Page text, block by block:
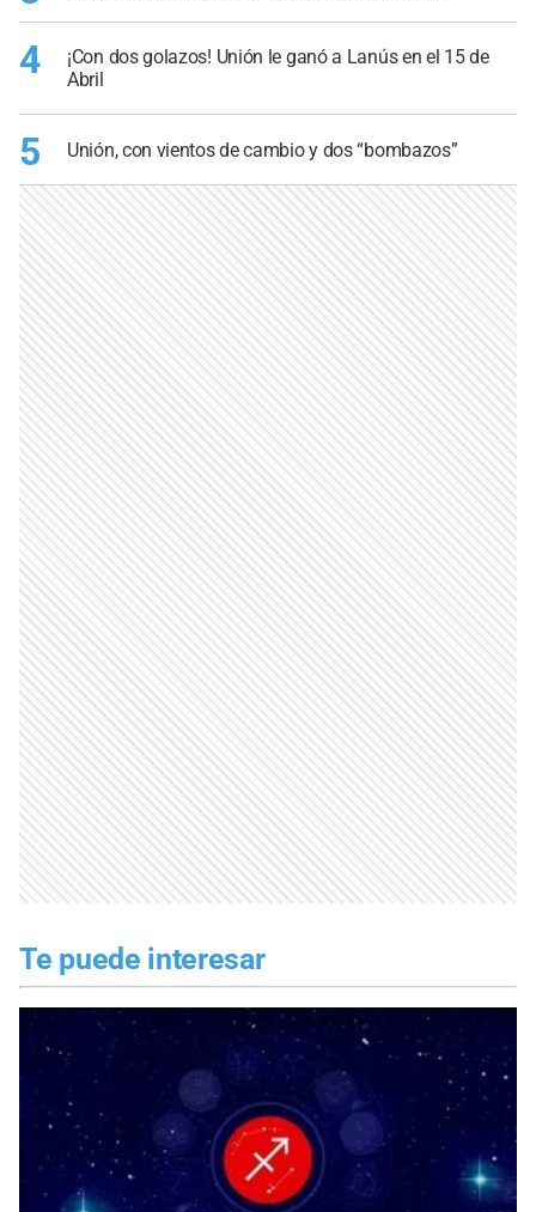
4
¡Con dos golazos! Unión le ganó a Lanús en el 15 de
Abril
5 Unión, con vientos de cambio y dos “bombazos”
Te puede interesar